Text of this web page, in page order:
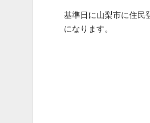
基準日に山梨市に住民
になります。